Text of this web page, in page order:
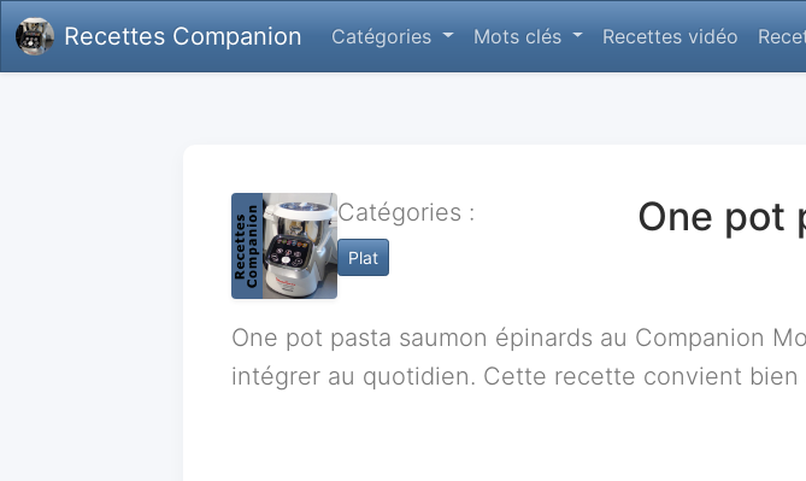
Recettes Companion Catégories Mots clés Recettes vidéo
Catégories :
Plat
One pot
One pot pasta saumon épinards au Companion
intégrer au quotidien. Cette recette convient